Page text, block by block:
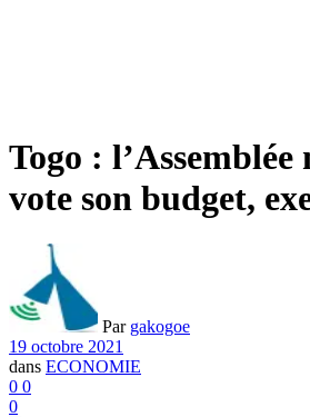
Togo :
vote son budget,
Par gakogoe
19 octobre 2021
dans ECONOMIE
0 0
0